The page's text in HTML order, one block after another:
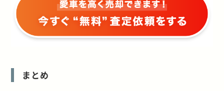
まとめ